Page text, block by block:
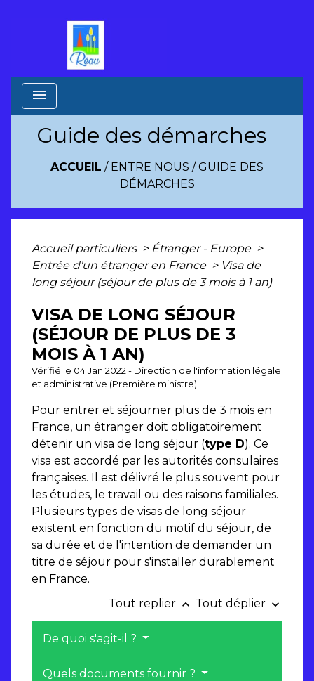
menu
Guide des démarches
ACCUEIL / ENTRE NOUS /GUIDE DES
DÉMARCHES
Accueil particuliers > Étranger - Europe >
Entrée d'un étranger en France > Visa de
long séjour (séjour de plus de 3 mois à 1 an)
VISA DE LONG SÉJOUR
(SÉJOUR DE PLUS DE 3
MOIS À 1 AN)
Vérifié le 04 Jan 2022 - Direction de l'information légale
et administrative (Première ministre)
Pour entrer et séjourner plus de 3 mois en
France, un étranger doit obligatoirement
détenir un visa de long séjour (type D). Ce
visa est accordé par les autorités consulaires
françaises. Il est délivré le plus souvent pour
les études, le travail ou des raisons familiales.
Plusieurs types de visas de long séjour
existent en fonction du motif du séjour, de
sa durée et de l'intention de demander un
titre de séjour pour s'installer durablement
en France.
Tout replier keyboard_arrow_up Tout déplier keyboard_arrow_down
De quoi s'agit-il ?
Quels documents fournir ?